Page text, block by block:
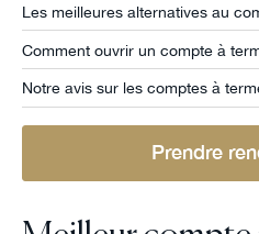
Les meilleures alternatives au
Comment ouvrir un compte à
Notre avis sur les comptes à
Prendre